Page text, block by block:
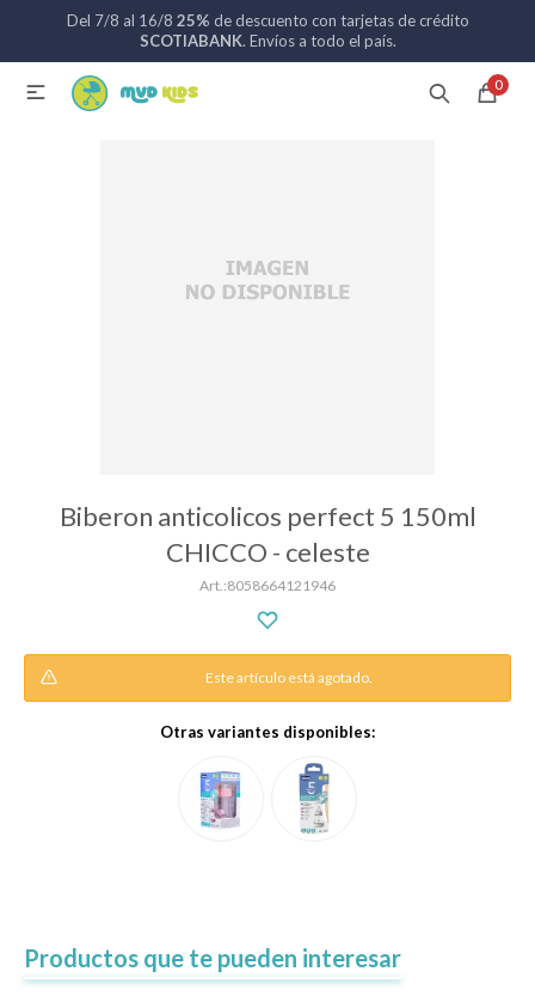
Del 7/8 al 16/8 25% de descuento con tarjetas de crédito
SCOTIABANK. Envíos a todo el país.
0

Biberon anticolicos perfect 5 150ml
CHICCO - celeste
8058664121946
Este artículo está agotado.
Otras variantes disponibles:
Productos que te pueden interesar
MI CUENTA
Catálogo Nuevos ingresos
Alimentación
Paseo y seguridad
Estimulación primera infancia
Textiles